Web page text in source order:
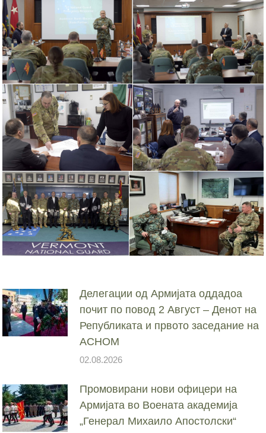
Делегации од Армијата оддадоа
почит по повод 2 Август – Денот на
Републиката и првото заседание на
АСНОМ
02.08.2026
Промовирани нови офицери на
Армијата во Воената академија
„Генерал Михаило Апостолски“